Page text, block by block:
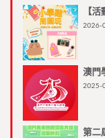
【
2026-
澳門
2025-
第二